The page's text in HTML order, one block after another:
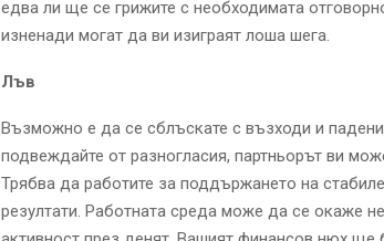
едва ли ще се грижите с необходимата
изненади могат да ви изиграят лоша шега.
Лъв
Възможно е да се сблъскате с възходи и
подвеждайте от разногласия, партньорът ви
Трябва да работите за поддържането на
резултати. Работната среда може да се окаже